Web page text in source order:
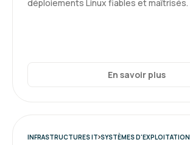
déploiements Linux fiables et maîtrisés.
En savoir plus
INFRASTRUCTURES IT SYSTÈMES D'EXPLOITATION